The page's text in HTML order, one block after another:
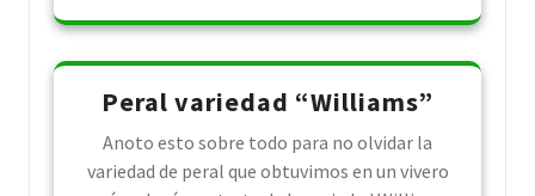
Peral variedad “Williams”
Anoto esto sobre todo para no olvidar la
variedad de peral que obtuvimos en un vivero